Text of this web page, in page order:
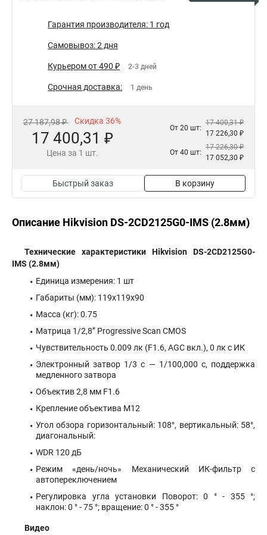
Гарантия производителя: 1 год
Самовывоз: 2 дня
Курьером от 490 ₽ 2-3 дней
Срочная доставка: 1 день
27 187,98 ₽ Скидка 36%
17 400,31 ₽
Цена за 1 шт.
От 20 шт:
17 400,31 ₽
17 226,30 ₽
От 40 шт:
17 226,30 ₽
17 052,30 ₽
Быстрый заказ В корзину
Описание Hikvision DS-2CD2125G0-IMS (2.8мм)
Технические характеристики Hikvision DS-2CD2125G0-
IMS (2.8мм)
Единица измерения: 1 шт
Габариты (мм): 119x119x90
Масса (кг): 0.75
Матрица 1/2,8’’ Progressive Scan CMOS
Чувствительность 0.009 лк (F1.6, AGC вкл.), 0 лк с ИК
Электронный затвор 1/3 с — 1/100,000 с, поддержка
медленного затвора
Объектив 2,8 мм F1.6
Крепление объектива M12
Угол обзора горизонтальный: 108°, вертикальный: 58°,
диагональный:
WDR 120 дБ
Режим «день/ночь» Механический ИК-фильтр с
автопереключением
Регулировка угла установки Поворот: 0 ° - 355 °;
наклон: 0 ° - 75 °; вращение: 0 ° - 355 °
Видео